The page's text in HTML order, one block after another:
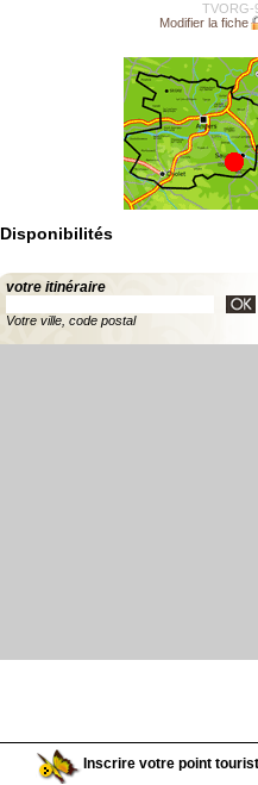
TVORG-
Modifier la fiche
Disponibilités
votre itinéraire
Votre ville, code postal
Inscrire votre point